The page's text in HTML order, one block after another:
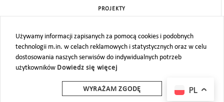
Używamy informacji zapisanych za pomocą cookies i podobnych
technologii m.in. w celach reklamowych i statystycznych oraz w celu
dostosowania naszych serwisów do indywidualnych potrzeb
użytkowników Dowiedz się więcej
WYRAŻAM ZGODĘ
PROJEKTY
MAPA STRONY
PL